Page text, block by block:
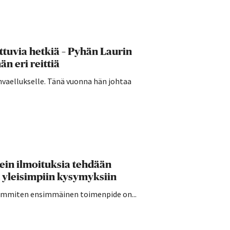
hetkiä – Pyhän Laurin
eri reittiä
Tänä vuonna hän johtaa
ilmoituksia tehdään
yleisimpiin kysymyksiin
ensimmäinen toimenpide on...